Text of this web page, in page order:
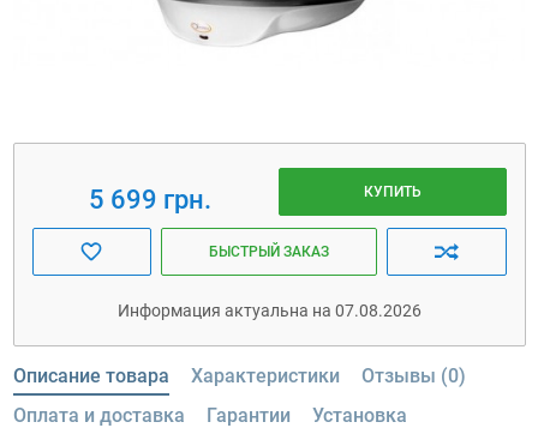
5 699 грн. КУПИТЬ
БЫСТРЫЙ ЗАКАЗ
Информация актуальна на 07.08.2026
Описание товара Характеристики
Отзывы (0)
Оплата и доставка
Гарантии
Установка